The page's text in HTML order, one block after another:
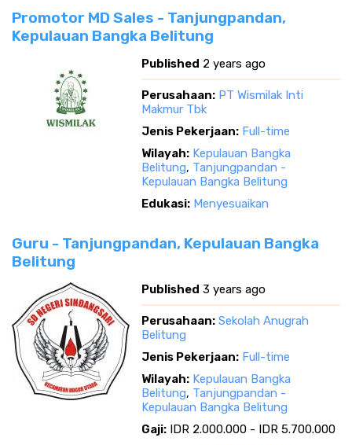
Promotor MD Sales - Tanjungpandan,
Kepulauan Bangka Belitung
Published 2 years ago
Perusahaan: PT Wismilak Inti
Makmur Tbk
Jenis Pekerjaan: Full-time
Wilayah: Kepulauan Bangka
Belitung, Tanjungpandan -
Kepulauan Bangka Belitung
Edukasi: Menyesuaikan
Guru - Tanjungpandan, Kepulauan Bangka
Belitung
Published 3 years ago
Perusahaan: Sekolah Anugrah
Belitung
Jenis Pekerjaan: Full-time
Wilayah: Kepulauan Bangka
Belitung, Tanjungpandan -
Kepulauan Bangka Belitung
Gaji: IDR 2.000.000 - IDR 5.700.000